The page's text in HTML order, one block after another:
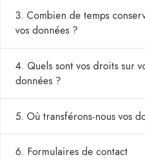
3. Combien de temps
vos données ?
4. Quels sont vos droits sur
données ?
5. Où transférons-nous vos
6. Formulaires de contact